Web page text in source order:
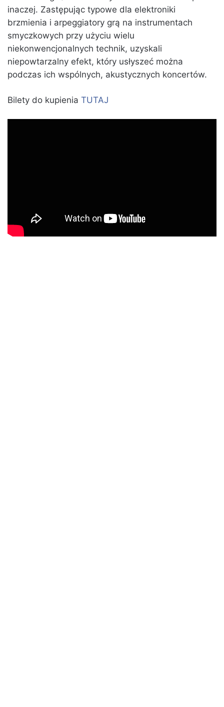
inaczej. Zastępując typowe dla elektroniki
brzmienia i arpeggiatory grą na instrumentach
smyczkowych przy użyciu wielu
niekonwencjonalnych technik, uzyskali
niepowtarzalny efekt, który usłyszeć można
podczas ich wspólnych, akustycznych koncertów.
Bilety do kupienia TUTAJ